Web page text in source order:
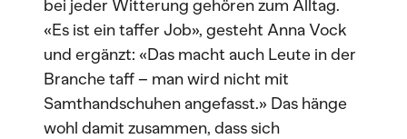
bei jeder Witterung gehören zum Alltag.
«Es ist ein taffer Job», gesteht Anna Vock
und ergänzt: «Das macht auch Leute in der
Branche taff – man wird nicht mit
Samthandschuhen angefasst.» Das hänge
wohl damit zusammen, dass sich